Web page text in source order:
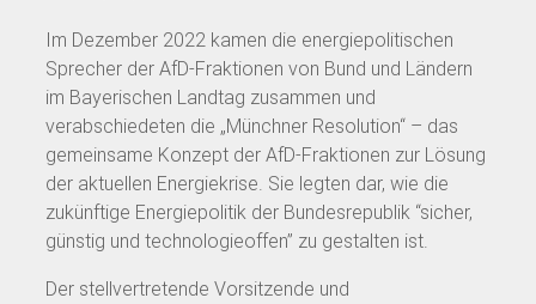
Im Dezember 2022 kamen die energiepolitischen
Sprecher der AfD-Fraktionen von Bund und Ländern
im Bayerischen Landtag zusammen und
verabschiedeten die „Münchner Resolution“ – das
gemeinsame Konzept der AfD-Fraktionen zur Lösung
der aktuellen Energiekrise. Sie legten dar, wie die
zukünftige Energiepolitik der Bundesrepublik “sicher,
günstig und technologieoffen” zu gestalten ist.
Der stellvertretende Vorsitzende und